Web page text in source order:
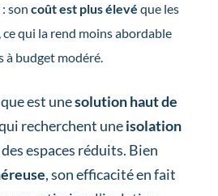
: son coût est plus élevé que les
qui la rend moins abordable
à budget modéré.
est unesolution haut de
recherchent uneisolation
espaces réduits. Bien
, son efficacité en fait